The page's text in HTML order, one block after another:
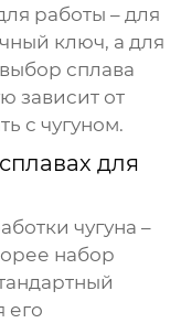
работы – для
ключ, а для
сплава
зависит от
с чугуном.
сплавах для
чугуна –
набор
его